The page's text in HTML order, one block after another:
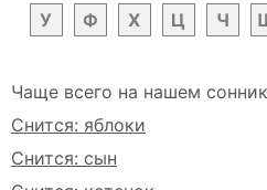
У Ф Х Ц Ч
Чаще всего на нашем
Снится: яблоки
Снится: сын